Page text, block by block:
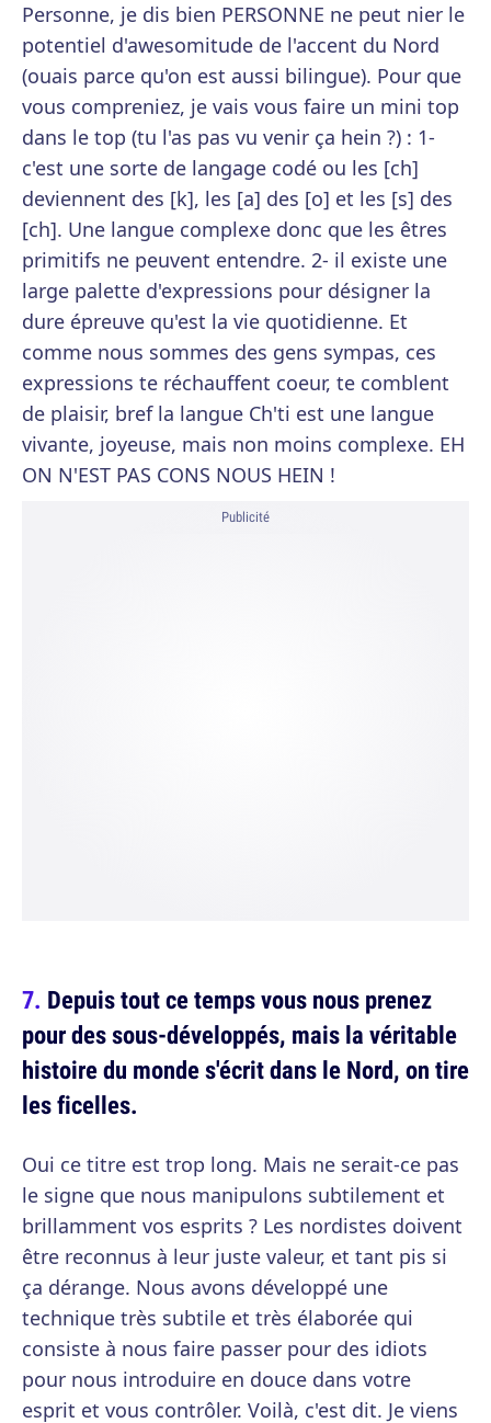
Personne, je dis bien PERSONNE ne peut nier le
potentiel d'awesomitude de l'accent du Nord
(ouais parce qu'on est aussi bilingue). Pour que
vous compreniez, je vais vous faire un mini top
dans le top (tu l'as pas vu venir ça hein ?) : 1-
c'est une sorte de langage codé ou les [ch]
deviennent des [k], les [a] des [o] et les [s] des
[ch]. Une langue complexe donc que les êtres
primitifs ne peuvent entendre. 2- il existe une
large palette d'expressions pour désigner la
dure épreuve qu'est la vie quotidienne. Et
comme nous sommes des gens sympas, ces
expressions te réchauffent coeur, te comblent
de plaisir, bref la langue Ch'ti est une langue
vivante, joyeuse, mais non moins complexe. EH
ON N'EST PAS CONS NOUS HEIN !
Publicité
Depuis tout ce temps vous nous prenez
pour des sous-développés, mais la véritable
histoire du monde s'écrit dans le Nord, on tire
les ficelles.
Oui ce titre est trop long. Mais ne serait-ce pas
le signe que nous manipulons subtilement et
brillamment vos esprits ? Les nordistes doivent
être reconnus à leur juste valeur, et tant pis si
ça dérange. Nous avons développé une
technique très subtile et très élaborée qui
consiste à nous faire passer pour des idiots
pour nous introduire en douce dans votre
esprit et vous contrôler. Voilà, c'est dit. Je viens